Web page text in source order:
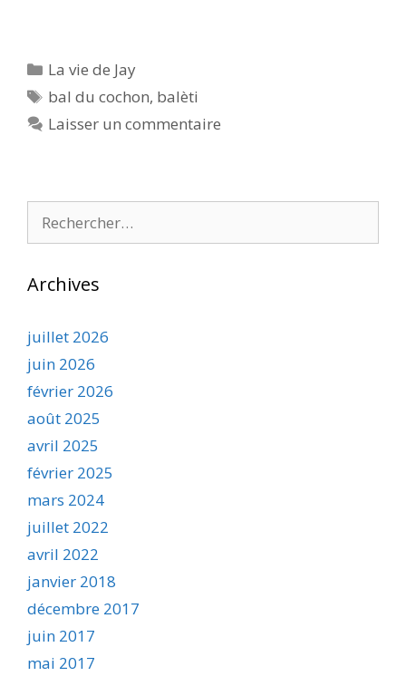
Catégories
La vie de Jay
Étiquettes
bal du cochon, balèti
Laisser un commentaire
Archives
juillet 2026
juin 2026
février 2026
août 2025
avril 2025
février 2025
mars 2024
juillet 2022
avril 2022
janvier 2018
décembre 2017
juin 2017
mai 2017